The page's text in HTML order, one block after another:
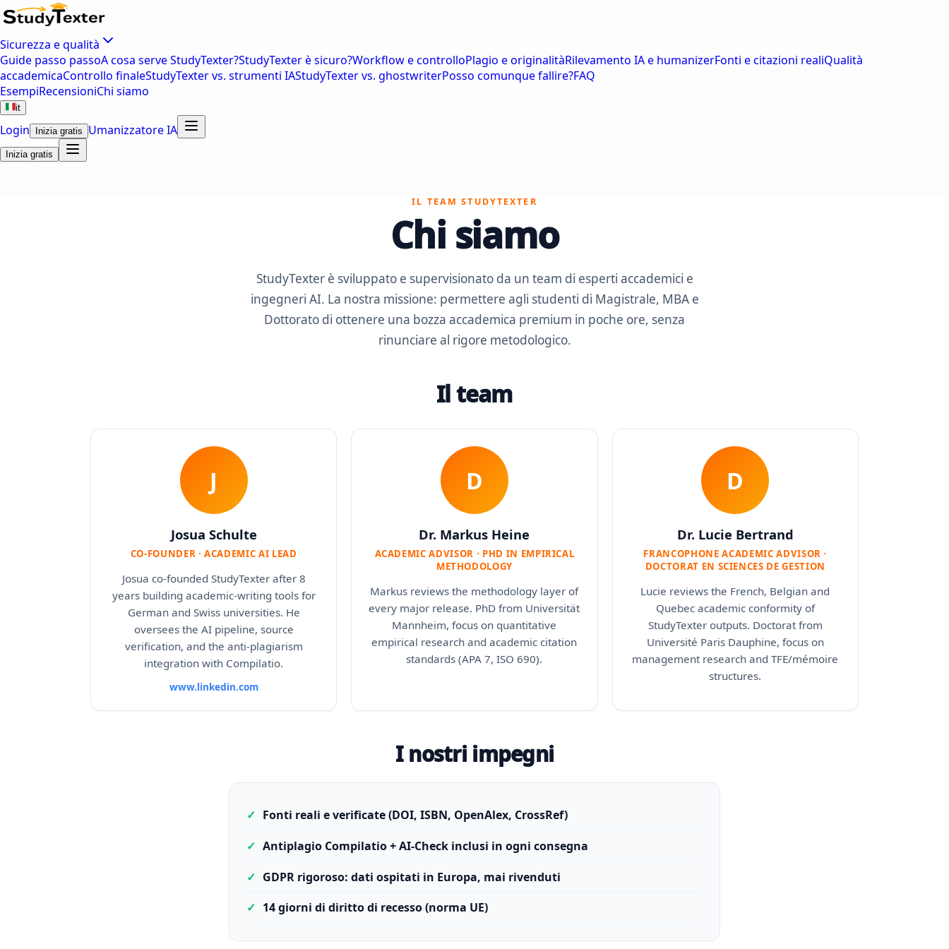
Sicurezza e qualità
Guide passo passoA cosa serve StudyTexter?StudyTexter è sicuro?Workflow e controlloPlagio e originalitàRilevamento IA e humanizerFonti e citazioni realiQualità
accademicaControllo finaleStudyTexter vs. strumenti IAStudyTexter vs. ghostwriterPosso comunque fallire?FAQ
EsempiRecensioniChi siamo
it
Login Inizia gratis Umanizzatore IA
Inizia gratis
IL TEAM STUDYTEXTER
Chi siamo
StudyTexter è sviluppato e supervisionato da un team di esperti accademici e
ingegneri AI. La nostra missione: permettere agli studenti di Magistrale, MBA e
Dottorato di ottenere una bozza accademica premium in poche ore, senza
rinunciare al rigore metodologico.
Il team
J
Josua Schulte
CO-FOUNDER · ACADEMIC AI LEAD
Josua co-founded StudyTexter after 8
years building academic-writing tools for
German and Swiss universities. He
oversees the AI pipeline, source
verification, and the anti-plagiarism
integration with Compilatio.
www.linkedin.com
D
Dr. Markus Heine
ACADEMIC ADVISOR · PHD IN EMPIRICAL
METHODOLOGY
Markus reviews the methodology layer of
every major release. PhD from Universität
Mannheim, focus on quantitative
empirical research and academic citation
standards (APA 7, ISO 690).
D
Dr. Lucie Bertrand
FRANCOPHONE ACADEMIC ADVISOR ·
DOCTORAT EN SCIENCES DE GESTION
Lucie reviews the French, Belgian and
Quebec academic conformity of
StudyTexter outputs. Doctorat from
Université Paris Dauphine, focus on
management research and TFE/mémoire
structures.
I nostri impegni
✓ Fonti reali e verificate (DOI, ISBN, OpenAlex, CrossRef)
✓ Antiplagio Compilatio + AI-Check inclusi in ogni consegna
✓ GDPR rigoroso: dati ospitati in Europa, mai rivenduti
✓ 14 giorni di diritto di recesso (norma UE)